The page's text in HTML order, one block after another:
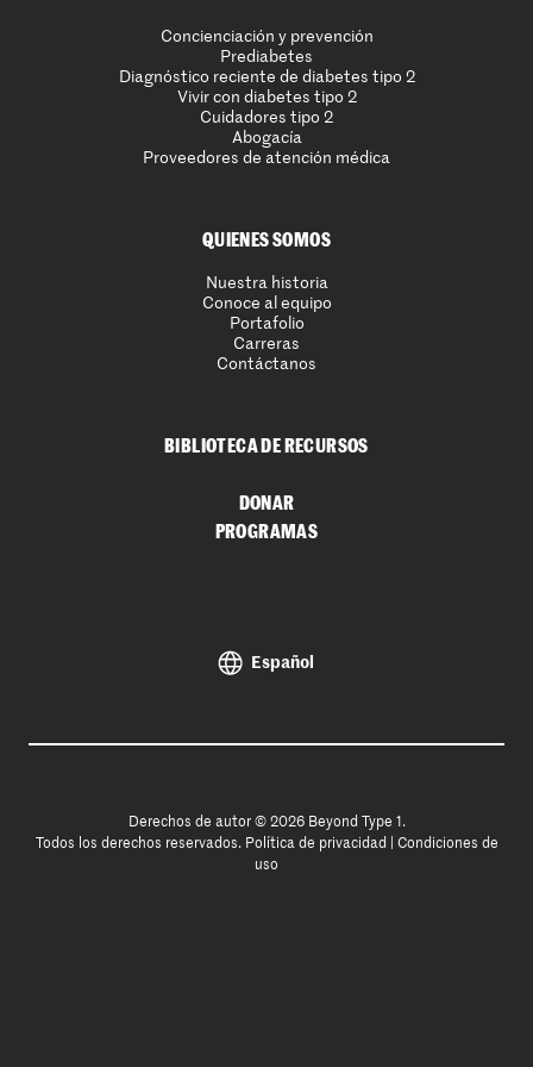
Concienciación y prevención
Prediabetes
Diagnóstico reciente de diabetes tipo 2
Vivir con diabetes tipo 2
Cuidadores tipo 2
Abogacía
Proveedores de atención médica
QUIENES SOMOS
Nuestra historia
Conoce al equipo
Portafolio
Carreras
Contáctanos
BIBLIOTECA DE RECURSOS
DONAR
PROGRAMAS
Español
Derechos de autor © 2026 Beyond Type 1.
Todos los derechos reservados. Política de privacidad
Condiciones de
uso